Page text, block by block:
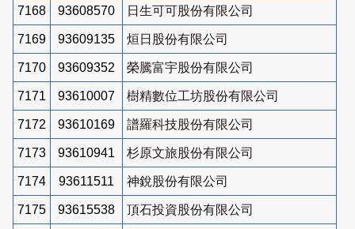
7168 93608570 日生可可股份有限公司
7169 93609135 烜日股份有限公司
7170 93609352 榮騰富宇股份有限公司
7171 93610007 樹精數位工坊股份有限公司
7172 93610169 譜羅科技股份有限公司
7173 93610941 杉原文旅股份有限公司
7174 93611511 神銳股份有限公司
7175 93615538 頂石投資股份有限公司